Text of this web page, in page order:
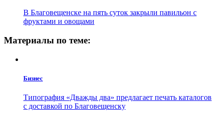
В Благовещенске на пять суток закрыли павильон с
фруктами и овощами
Материалы по теме:
Бизнес
Типография «Дважды два» предлагает печать каталогов
с доставкой по Благовещенску